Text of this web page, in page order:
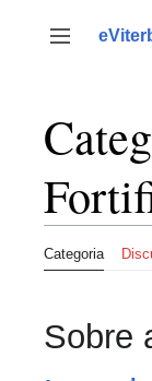
para
Alternar
Categoria
Sobre